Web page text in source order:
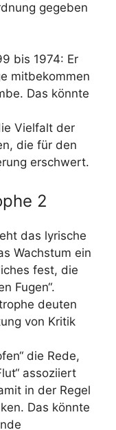
gegeben
bis 1974: Er
mitbekommen
Das könnte
Vielfalt der
die für den
erschwert.
2
das lyrische
Wachstum ein
fest, die
Fugen“.
deuten
von Kritik
die Rede,
assoziiert
in der Regel
Das könnte